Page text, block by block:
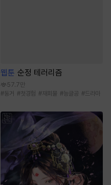
웹툰 순정 테러리즘
57.7만
#동거 #첫경험 #재회물 #능글공 #드라마